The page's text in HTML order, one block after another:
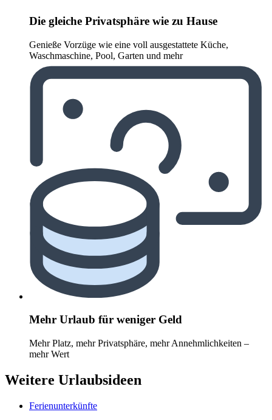
Die gleiche Privatsphäre wie zu Hause
Genieße Vorzüge wie eine voll ausgestattete Küche,
Waschmaschine, Pool, Garten und mehr
Mehr Urlaub für weniger Geld
Mehr Platz, mehr Privatsphäre, mehr Annehmlichkeiten –
mehr Wert
Weitere Urlaubsideen
Ferienunterkünfte